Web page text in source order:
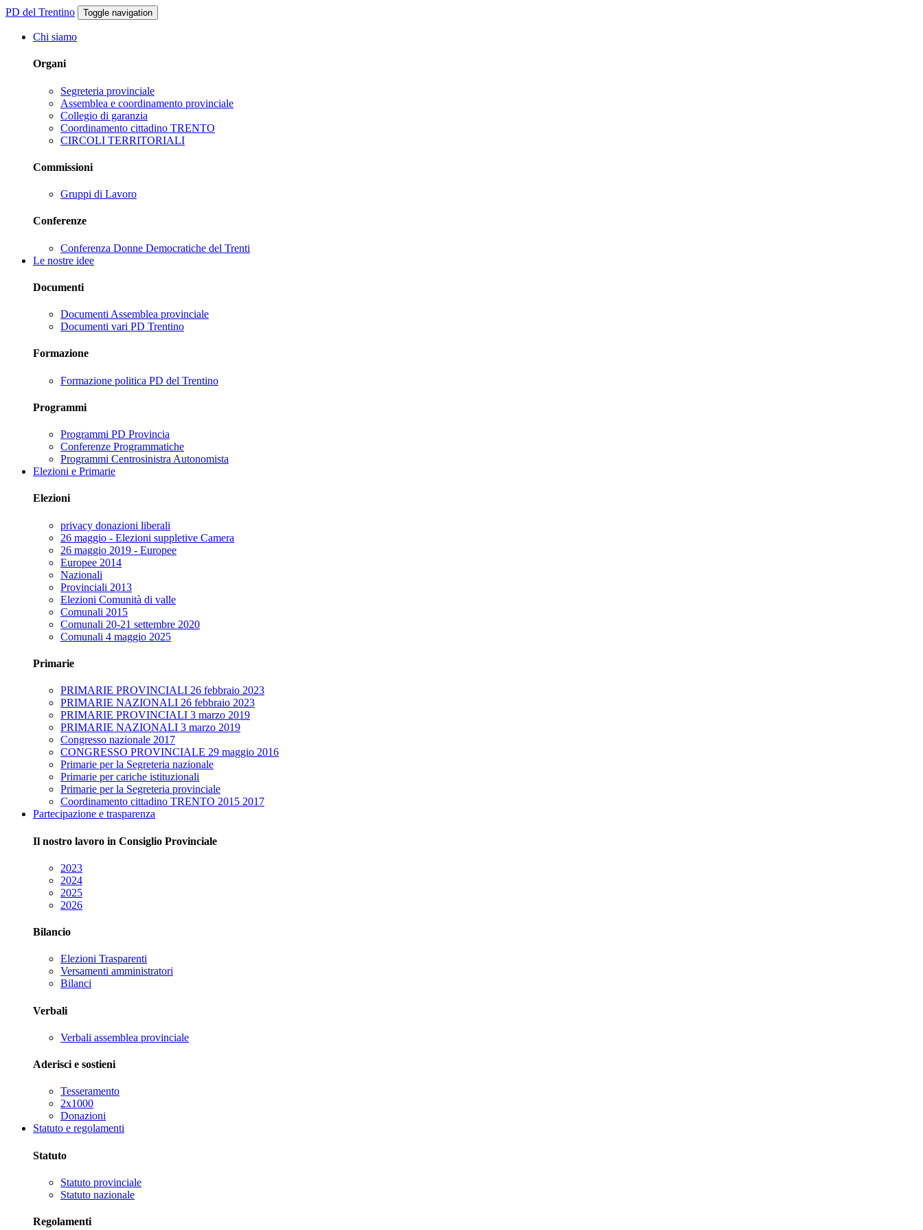
PD del Trentino Toggle navigation
Chi siamo
Organi
Segreteria provinciale
Assemblea e coordinamento provinciale
Collegio di garanzia
Coordinamento cittadino TRENTO
CIRCOLI TERRITORIALI
Commissioni
Gruppi di Lavoro
Conferenze
Conferenza Donne Democratiche del Trenti
Le nostre idee
Documenti
Documenti Assemblea provinciale
Documenti vari PD Trentino
Formazione
Formazione politica PD del Trentino
Programmi
Programmi PD Provincia
Conferenze Programmatiche
Programmi Centrosinistra Autonomista
Elezioni e Primarie
Elezioni
privacy donazioni liberali
26 maggio - Elezioni suppletive Camera
26 maggio 2019 - Europee
Europee 2014
Nazionali
Provinciali 2013
Elezioni Comunità di valle
Comunali 2015
Comunali 20-21 settembre 2020
Comunali 4 maggio 2025
Primarie
PRIMARIE PROVINCIALI 26 febbraio 2023
PRIMARIE NAZIONALI 26 febbraio 2023
PRIMARIE PROVINCIALI 3 marzo 2019
PRIMARIE NAZIONALI 3 marzo 2019
Congresso nazionale 2017
CONGRESSO PROVINCIALE 29 maggio 2016
Primarie per la Segreteria nazionale
Primarie per cariche istituzionali
Primarie per la Segreteria provinciale
Coordinamento cittadino TRENTO 2015 2017
Partecipazione e trasparenza
Il nostro lavoro in Consiglio Provinciale
2023
2024
2025
2026
Bilancio
Elezioni Trasparenti
Versamenti amministratori
Bilanci
Verbali
Verbali assemblea provinciale
Aderisci e sostieni
Tesseramento
2x1000
Donazioni
Statuto e regolamenti
Statuto
Statuto provinciale
Statuto nazionale
Regolamenti